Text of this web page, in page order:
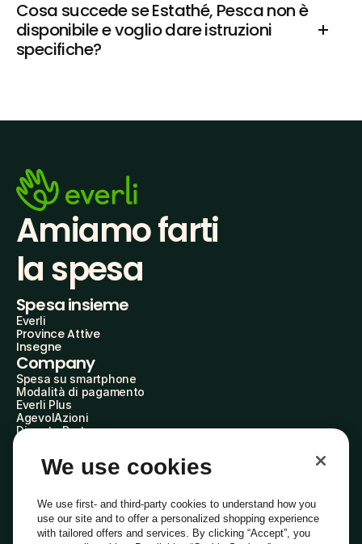
Cosa succede se Estathé, Pesca non è
disponibile e voglio dare istruzioni
specifiche?
Amiamo farti
la spesa
Spesa insieme
Everli
Province Attive
Insegne
Company
Spesa su smartphone
Modalità di pagamento
Everli Plus
AgevolAzioni
Diventa Partner
Everli Shoppers
About Us
Everli News
Domande frequenti
Lavora con noi
Diventa Shopper
We use cookies
We use first- and third-party cookies to understand how you
use our site and to offer a personalized shopping experience
with tailored offers and services. By clicking “Accept”, you